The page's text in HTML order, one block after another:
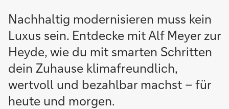
Nachhaltig modernisieren muss kein
Luxus sein. Entdecke mit Alf Meyer zur
Heyde, wie du mit smarten Schritten
dein Zuhause klimafreundlich,
wertvoll und bezahlbar machst – für
heute und morgen.